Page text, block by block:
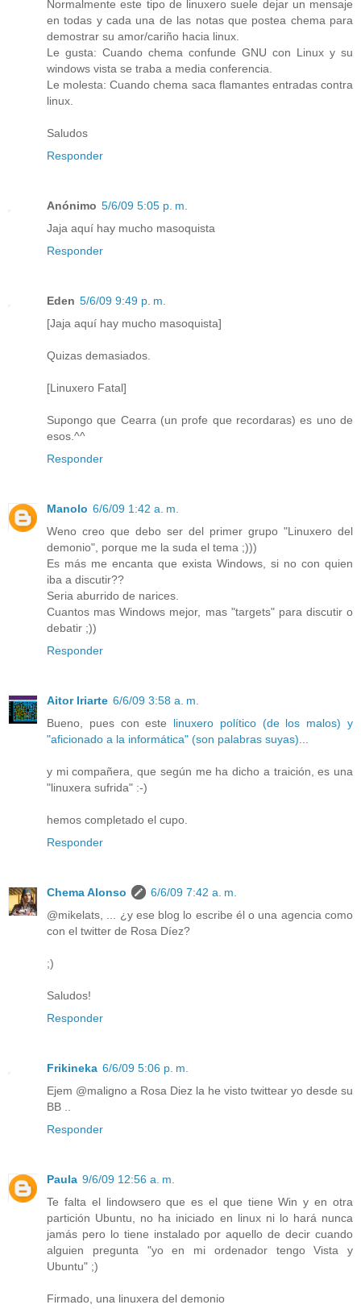
Normalmente este tipo de linuxero suele dejar un mensaje
en todas y cada una de las notas que postea chema para
demostrar su amor/cariño hacia linux.
Le gusta: Cuando chema confunde GNU con Linux y su
windows vista se traba a media conferencia.
Le molesta: Cuando chema saca flamantes entradas contra
linux.
Saludos
Responder
Anónimo 5/6/09 5:05 p. m.
Jaja aquí hay mucho masoquista
Responder
Eden 5/6/09 9:49 p. m.
[Jaja aquí hay mucho masoquista]
Quizas demasiados.
[Linuxero Fatal]
Supongo que Cearra (un profe que recordaras) es uno de
esos.^^
Responder
Manolo 6/6/09 1:42 a. m.
Weno creo que debo ser del primer grupo "Linuxero del
demonio", porque me la suda el tema ;)))
Es más me encanta que exista Windows, si no con quien
iba a discutir??
Seria aburrido de narices.
Cuantos mas Windows mejor, mas "targets" para discutir o
debatir ;))
Responder
Aitor Iriarte 6/6/09 3:58 a. m.
Bueno, pues con este linuxero político (de los malos) y
"aficionado a la informática" (son palabras suyas)
y mi compañera, que según me ha dicho a traición, es una
"linuxera sufrida" :-)
hemos completado el cupo.
Responder
Chema Alonso
6/6/09 7:42 a. m.
@mikelats, ... ¿y ese blog lo escribe él o una agencia como
con el twitter de Rosa Díez?
;)
Saludos!
Responder
Frikineka 6/6/09 5:06 p. m.
Ejem @maligno a Rosa Diez la he visto twittear yo desde su
BB ..
Responder
Paula 9/6/09 12:56 a. m.
Te falta el lindowsero que es el que tiene Win y en otra
partición Ubuntu, no ha iniciado en linux ni lo hará nunca
jamás pero lo tiene instalado por aquello de decir cuando
alguien pregunta "yo en mi ordenador tengo Vista y
Ubuntu" ;)
Firmado, una linuxera del demonio